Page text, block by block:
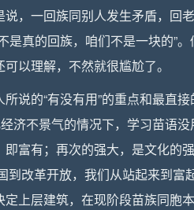
，一回族同别人发生矛盾，回
真的回族，咱们不是一块的”
以理解，不然就很尴尬了。
说的“有没有用”的重点和最直
济不景气的情况下，学习苗语没
富有；再次的强大，是文化的
改革开放，我们从站起来到富
上层建筑，在现阶段苗族同胞